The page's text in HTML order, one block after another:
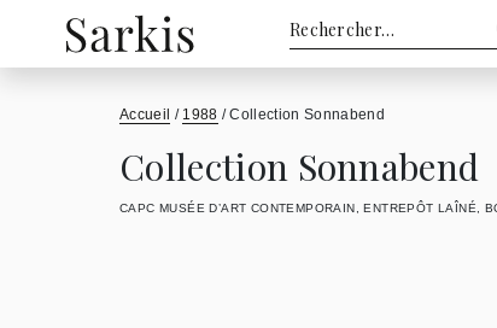
Rechercher :
Accueil / 1988 /Collection Sonnabend
Collection Sonnabend
CAPC MUSÉE D’ART CONTEMPORAIN, ENTREPÔT LAÎNÉ,